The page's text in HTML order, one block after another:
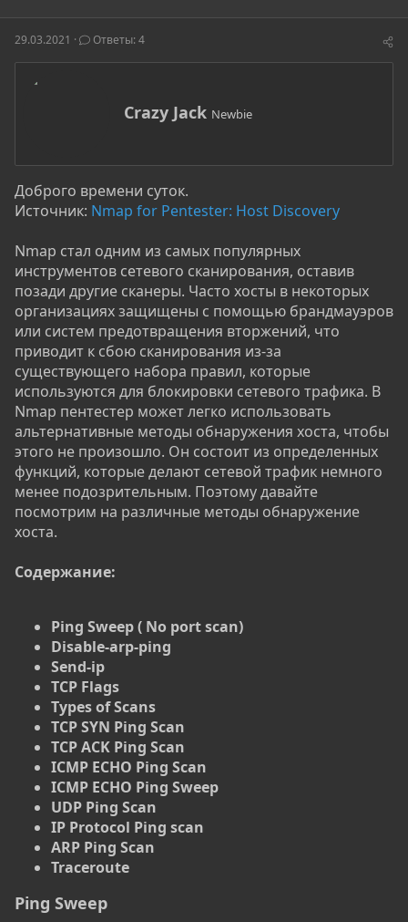
е
м
ч
а
29.03.2021 Ответы: 4
А
Crazy Jack Newbie
Доброго времени суток.
Источник: Nmap for Pentester: Host Discovery
Nmap стал одним из самых популярных
инструментов сетевого сканирования, оставив
позади другие сканеры. Часто хосты в некоторых
организациях защищены с помощью брандмауэров
или систем предотвращения вторжений, что
приводит к сбою сканирования из-за
существующего набора правил, которые
используются для блокировки сетевого трафика. В
Nmap пентестер может легко использовать
альтернативные методы обнаружения хоста, чтобы
этого не произошло. Он состоит из определенных
функций, которые делают сетевой трафик немного
менее подозрительным. Поэтому давайте
посмотрим на различные методы обнаружение
хоста.
Содержание:
Ping Sweep ( No port scan)
Disable-arp-ping
Send-ip
TCP Flags
Types of Scans
TCP SYN Ping Scan
TCP ACK Ping Scan
ICMP ECHO Ping Scan
ICMP ECHO Ping Sweep
UDP Ping Scan
IP Protocol Ping scan
ARP Ping Scan
Traceroute
Ping Sweep